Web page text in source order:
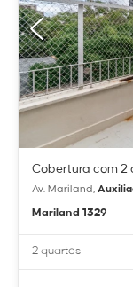
Cobertura com 2
Av. Mariland,
Mariland 1329
2 quartos